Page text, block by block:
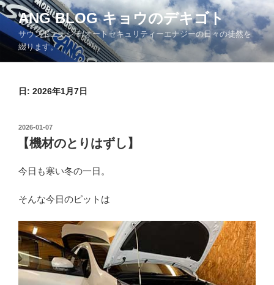
コ
ン
テ
ツ
ANG BLOG キョウのデキゴト
サウンドエナジー/オートセキュリティーエナジーの日々の徒然を
綴ります。
日: 2026年1月7日
投
稿
日:
2026-01-07
【機材のとりはずし】
今日も寒い冬の一日。
そんな今日のピットは